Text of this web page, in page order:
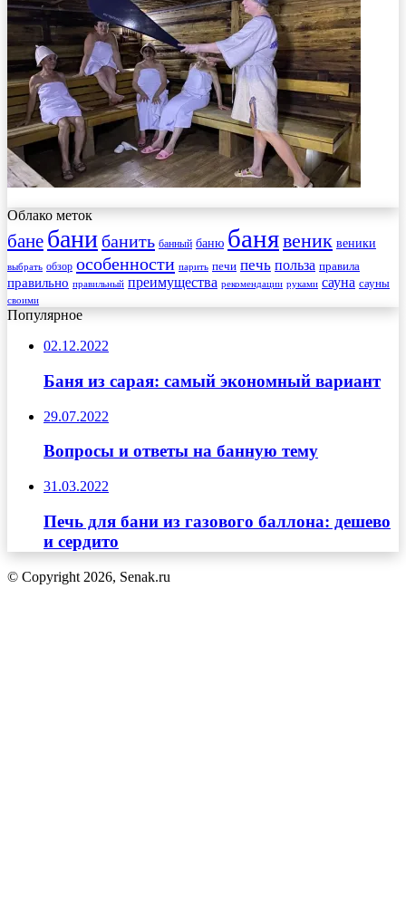
Облако меток
бане бани банить банный баню банявеник веники
выбрать обзор особенности парить печи печь польза правила
правильно правильный преимущества рекомендации руками сауна сауны
своими
Популярное
02.12.2022
Баня из сарая: самый экономный вариант
29.07.2022
Вопросы и ответы на банную тему
31.03.2022
Печь для бани из газового баллона: дешево
и сердито
© Copyright 2026, Senak.ru